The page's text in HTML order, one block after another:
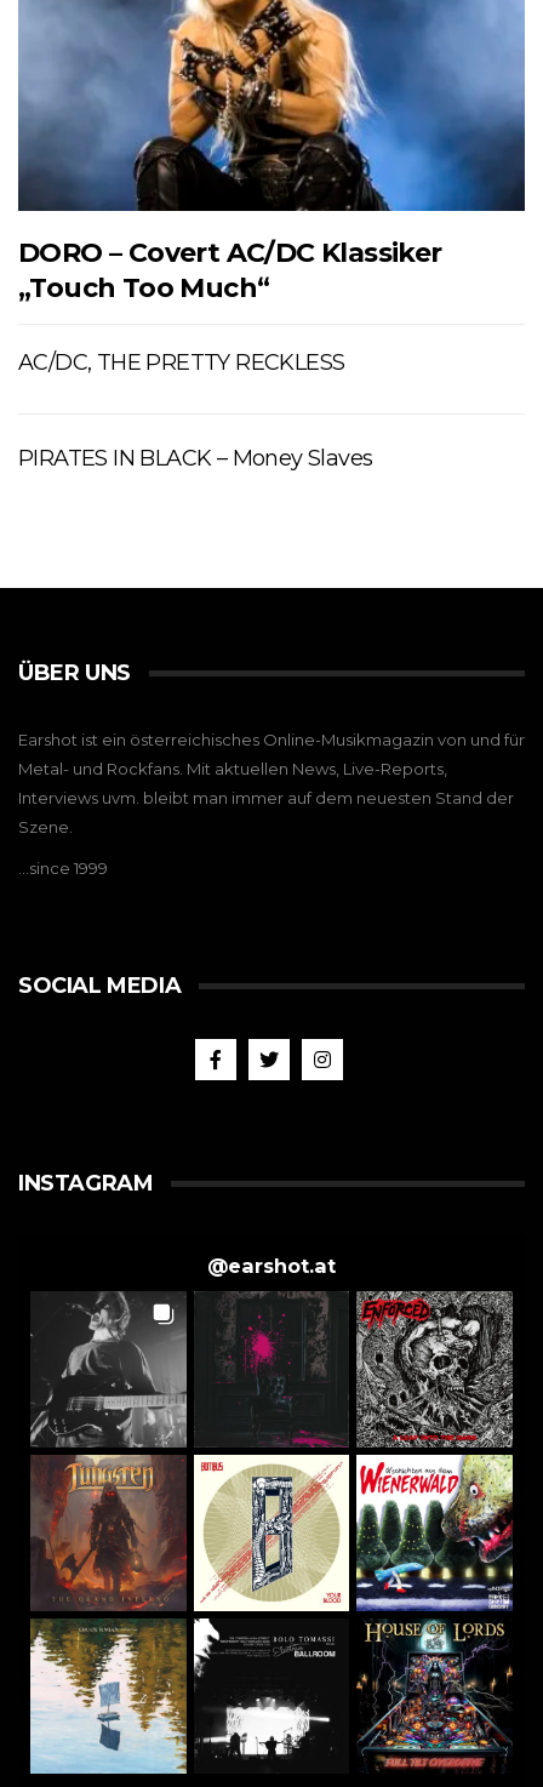
DORO – Covert AC/DC Klassiker
„Touch Too Much“
AC/DC, THE PRETTY RECKLESS
PIRATES IN BLACK – Money Slaves
ÜBER UNS
Earshot ist ein österreichisches Online-Musikmagazin von und für
Metal- und Rockfans. Mit aktuellen News, Live-Reports,
Interviews uvm. bleibt man immer auf dem neuesten Stand der
Szene.
…since 1999
SOCIAL MEDIA
INSTAGRAM
@earshot.at